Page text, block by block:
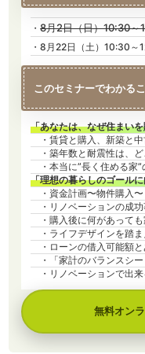
・8月2日（日）10:30～
・8月22日（土）10:30～
このセミナーでわかる
「あなたは、なぜ住まい
・賃貸と購入、新築と中
・築年数と耐震性は、ど
・本当に”長く住める家”
「理想の暮らしのゴール
・資金計画〜物件購入
・リノベーションの成功
・購入後に何があっても
・ライフデザインを踏ま
・ローンの借入可能額
・「家計のバランスシ
・リノベーションで出
無料オン